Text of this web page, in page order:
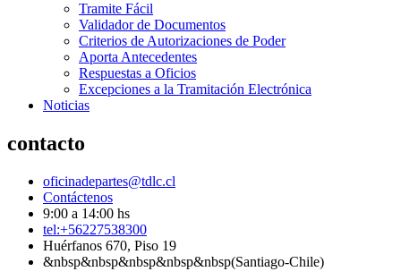
Tramite Fácil
Validador de Documentos
Criterios de Autorizaciones de Poder
Aporta Antecedentes
Respuestas a Oficios
Excepciones a la Tramitación Electrónica
Noticias
contacto
oficinadepartes@tdlc.cl
Contáctenos
9:00 a 14:00 hs
tel:+56227538300
Huérfanos 670, Piso 19
&nbsp&nbsp&nbsp&nbsp&nbsp(Santiago-Chile)